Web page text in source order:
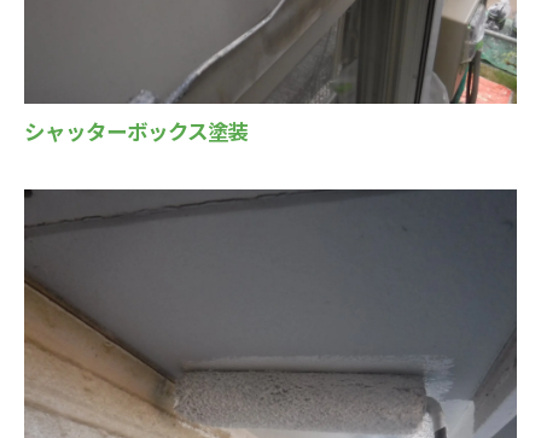
シャッターボックス塗装